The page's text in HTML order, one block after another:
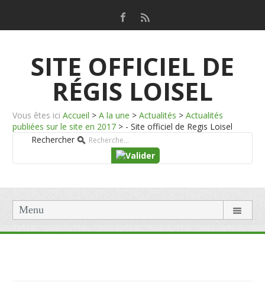
SITE OFFICIEL DE
RÉGIS LOISEL
Vous êtes ici Accueil > A la une > Actualités > Actualités
publiées sur le site en 2017 > - Site officiel de Regis Loisel
Rechercher
Menu